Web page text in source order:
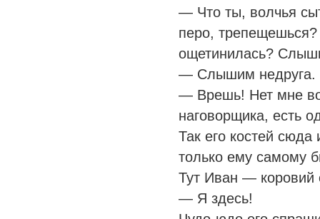
— Что ты, волчья
перо,
ощетинилась?
— Слышим недруга.
— Врешь! Нет мне
наговорщика, есть
Так его костей
только ему самому
Тут Иван — коровий
— Я здесь!